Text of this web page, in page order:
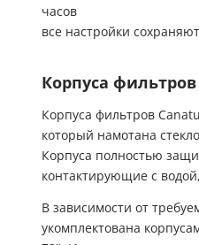
часов
все настройки
Корпуса
Корпуса фильтров
который намотана
Корпуса полностью
контактирующие с
В зависимости от
укомплектована